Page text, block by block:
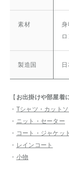
素材
身
製造国
【 お出掛けや部屋着
・ Tシャツ・カット
・ ニット・セーター
・ コート・ジャケット
・ レインコート
・ 小物